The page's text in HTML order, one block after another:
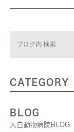
CATEGORY
BLOG
天白動物病院BLOG